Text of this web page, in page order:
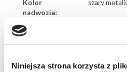
Niniejsza strona korzysta z
Kolor
nadwozia:
szary
Numer oferty:
Numer VIN: